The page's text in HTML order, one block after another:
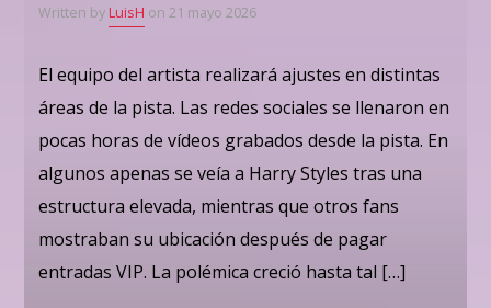
Written by LuisH on 21 mayo 2026
El equipo del artista realizará ajustes en distintas
áreas de la pista. Las redes sociales se llenaron en
pocas horas de vídeos grabados desde la pista. En
algunos apenas se veía a Harry Styles tras una
estructura elevada, mientras que otros fans
mostraban su ubicación después de pagar
entradas VIP. La polémica creció hasta tal […]